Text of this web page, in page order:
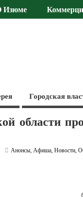
Изюме
Городская
области
Анонсы,Афиша,Новости,